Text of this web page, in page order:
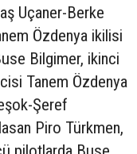
Uçaner-Berke
Özdenya ikilisi
Bilgimer, ikinci
Tanem Özdenya
Şeref
Piro Türkmen,